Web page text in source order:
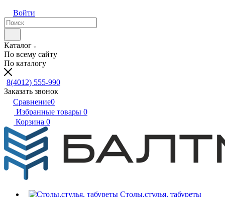
Войти
Каталог
По всему сайту
По каталогу
8(4012) 555-990
Заказать звонок
Сравнение0
Избранные товары 0
Корзина 0
Столы,стулья, табуреты